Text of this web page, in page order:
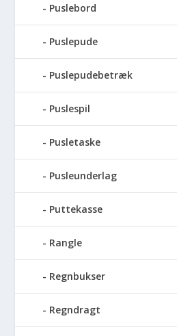
Puslebord
Puslepude
Puslepudebetræk
Puslespil
Pusletaske
Pusleunderlag
Puttekasse
Rangle
Regnbukser
Regndragt